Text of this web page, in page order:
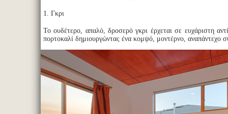
1. Γκρι
Το ουδέτερο, απαλό, δροσερό γκρι έρχεται σε ευχάριστη
πορτοκαλί δημιουργώντας ένα κομψό, μοντέρνο, αναπάντεχο